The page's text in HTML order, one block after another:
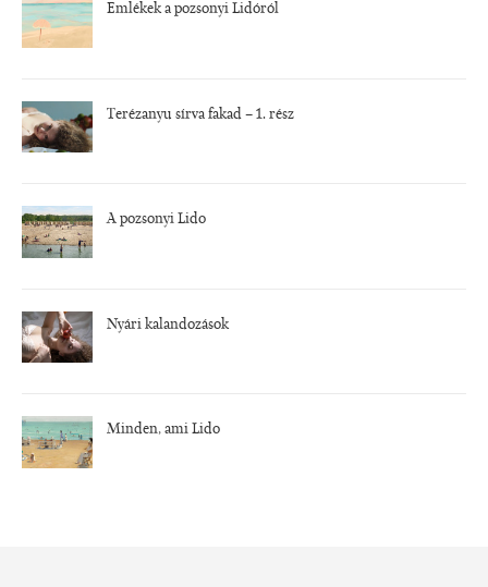
Emlékek a pozsonyi Lidóról
Terézanyu sírva fakad – 1. rész
A pozsonyi Lido
Nyári kalandozások
Minden, ami Lido